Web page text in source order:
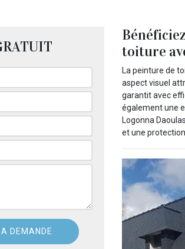
toiture
La peinture de
aspect visuel
garantit avec
également une
Logonna
et une